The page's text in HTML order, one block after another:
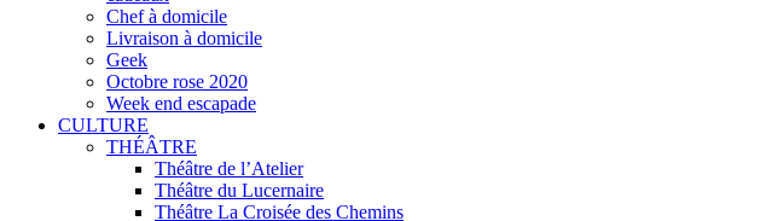
Chef à domicile
Livraison à domicile
Geek
Octobre rose 2020
Week end escapade
CULTURE
THÉÂTRE
Théâtre de l’Atelier
Théâtre du Lucernaire
Théâtre La Croisée des Chemins